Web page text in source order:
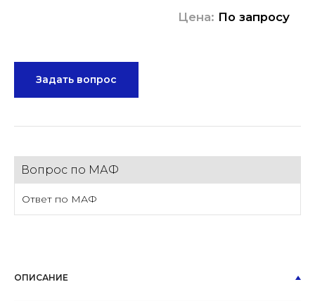
Цена: По запросу
Задать вопрос
Вопрос по МАФ
Ответ по МАФ
ОПИСАНИЕ